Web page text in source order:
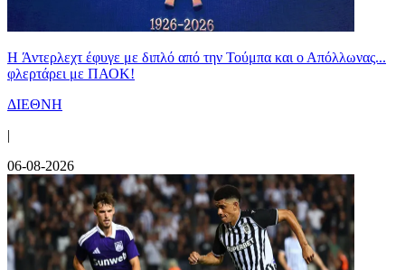
H Άντερλεχτ έφυγε με διπλό από την Τούμπα και ο Απόλλωνας...
φλερτάρει με ΠΑΟΚ!
ΔΙΕΘΝΗ
|
06-08-2026